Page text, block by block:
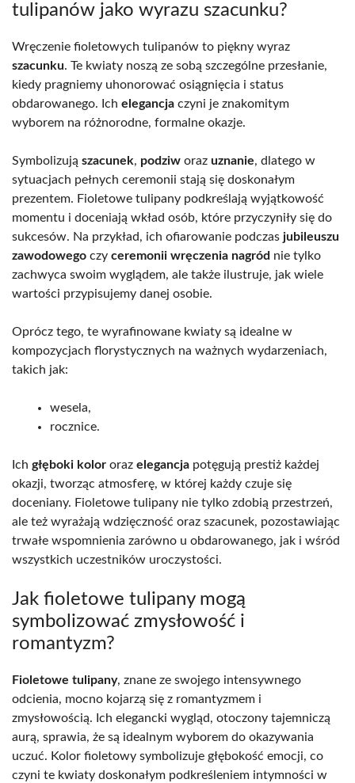
tulipanów jako wyrazu szacunku?
Wręczenie fioletowych tulipanów to piękny wyraz
szacunku. Te kwiaty noszą ze sobą szczególne przesłanie,
kiedy pragniemy uhonorować osiągnięcia i status
obdarowanego. Ich elegancja czyni je znakomitym
wyborem na różnorodne, formalne okazje.
Symbolizują szacunek, podziw oraz uznanie, dlatego w
sytuacjach pełnych ceremonii stają się doskonałym
prezentem. Fioletowe tulipany podkreślają wyjątkowość
momentu i doceniają wkład osób, które przyczyniły się do
sukcesów. Na przykład, ich ofiarowanie podczas jubileuszu
zawodowego czy ceremonii wręczenia nagród nie tylko
zachwyca swoim wyglądem, ale także ilustruje, jak wiele
wartości przypisujemy danej osobie.
Oprócz tego, te wyrafinowane kwiaty są idealne w
kompozycjach florystycznych na ważnych wydarzeniach,
takich jak:
wesela,
rocznice.
Ich głęboki kolor oraz elegancja potęgują prestiż każdej
okazji, tworząc atmosferę, w której każdy czuje się
doceniany. Fioletowe tulipany nie tylko zdobią przestrzeń,
ale też wyrażają wdzięczność oraz szacunek, pozostawiając
trwałe wspomnienia zarówno u obdarowanego, jak i wśród
wszystkich uczestników uroczystości.
Jak fioletowe tulipany mogą
symbolizować zmysłowość i
romantyzm?
Fioletowe tulipany, znane ze swojego intensywnego
odcienia, mocno kojarzą się z romantyzmem i
zmysłowością. Ich elegancki wygląd, otoczony tajemniczą
aurą, sprawia, że są idealnym wyborem do okazywania
uczuć. Kolor fioletowy symbolizuje głębokość emocji, co
czyni te kwiaty doskonałym podkreśleniem intymności w